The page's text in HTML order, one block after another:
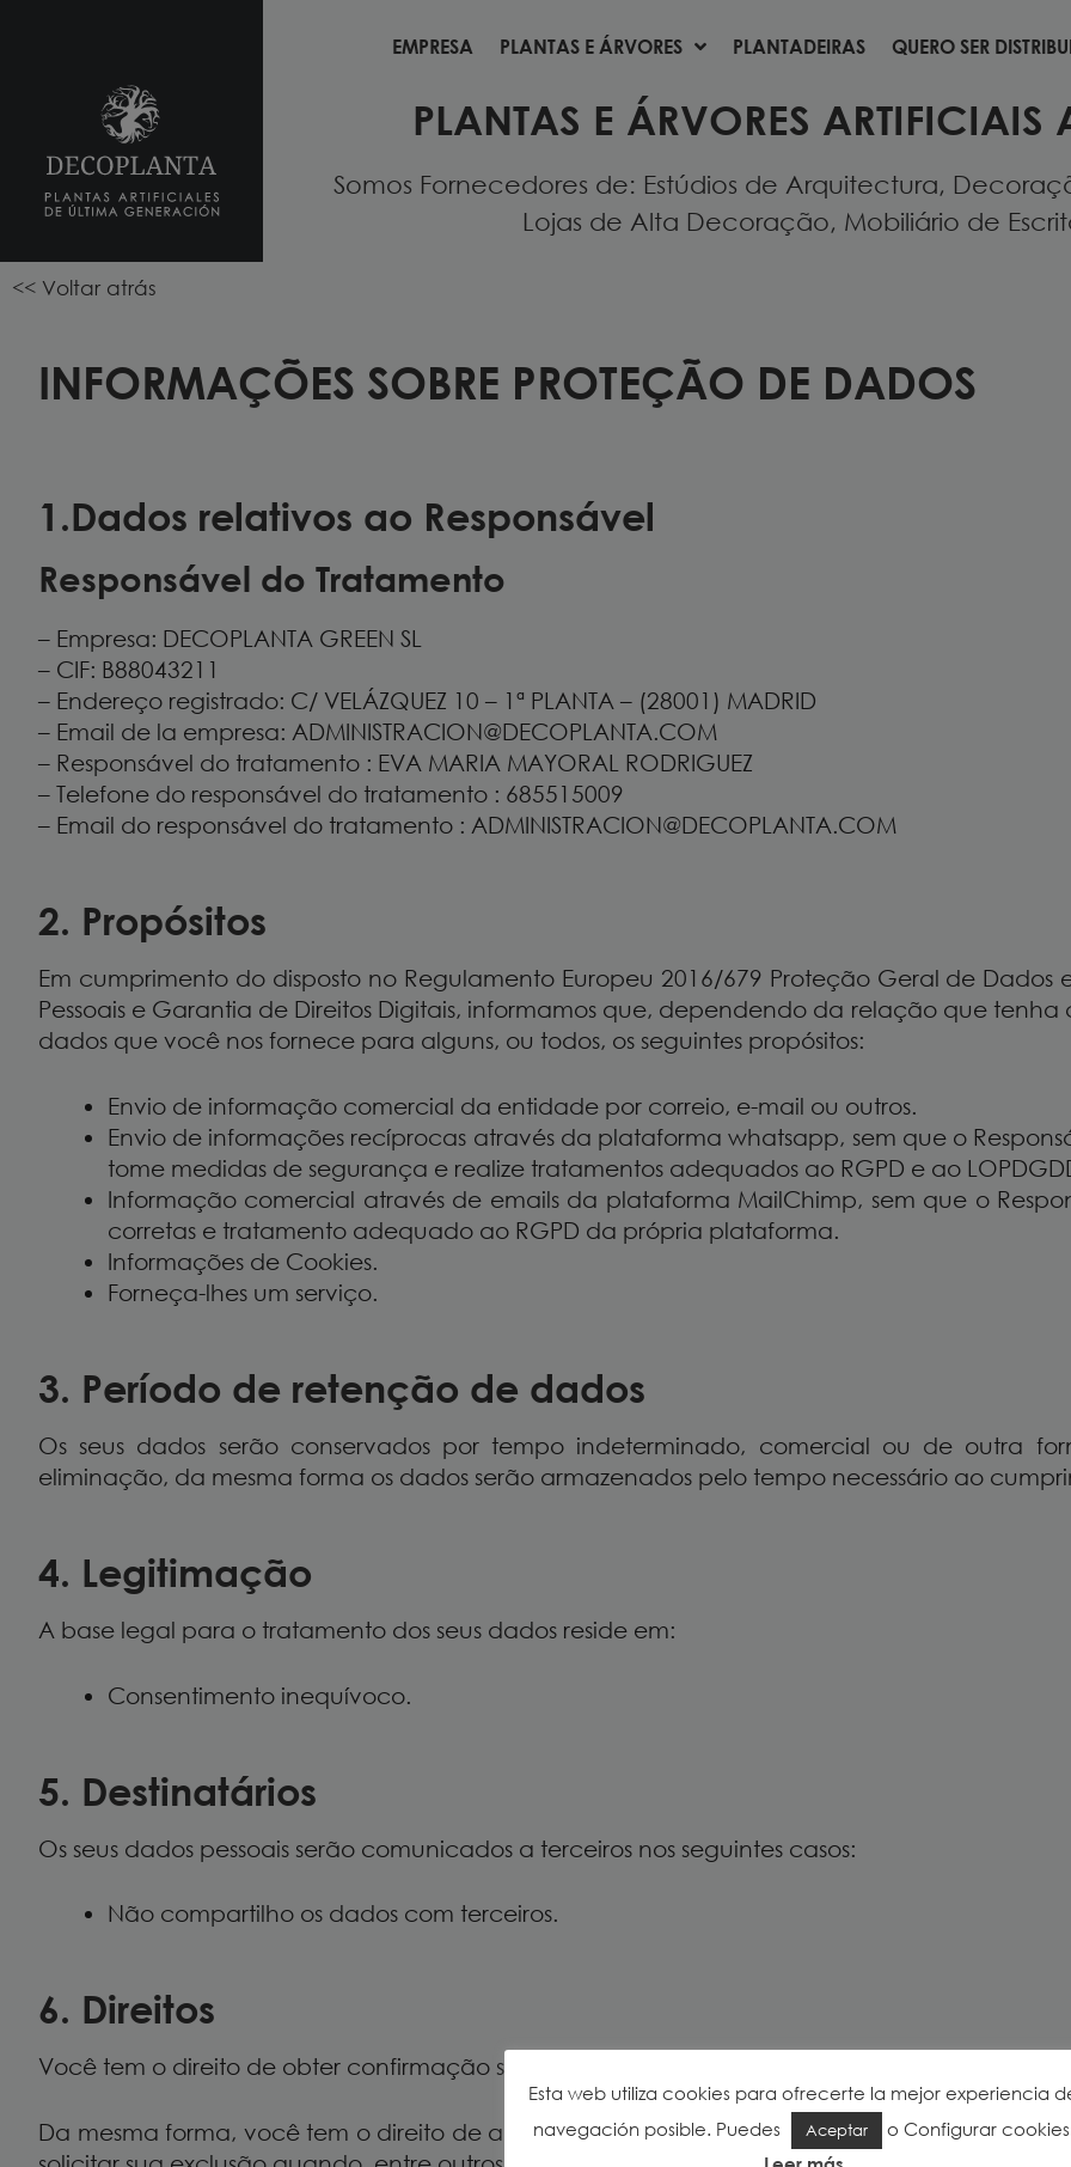
EMPRESA PLANTAS E ÁRVORES PLANTADEIRAS QUERO SER
EMPRESA PLANTAS E ÁRVORES PLANTADEIRAS QUERO SER
PLANTAS E ÁRVORES ARTIFICIAIS
Somos Fornecedores de: Estúdios de Arquitectura,
Lojas de Alta Decoração, Mobiliário de
<< Voltar atrás
INFORMAÇÕES SOBRE PROTEÇÃO DE DADOS
1.Dados relativos ao Responsável
Responsável do Tratamento
– Empresa: DECOPLANTA GREEN SL
– CIF: B88043211
– Endereço registrado: C/ VELÁZQUEZ 10 – 1ª PLANTA – (28001) MADRID
– Email de la empresa: ADMINISTRACION@DECOPLANTA.COM
– Responsável do tratamento : EVA MARIA MAYORAL RODRIGUEZ
– Telefone do responsável do tratamento : 685515009
– Email do responsável do tratamento : ADMINISTRACION@DECOPLANTA.COM
2. Propósitos
Em cumprimento do disposto no Regulamento Europeu 2016/679 Proteção Geral de
Pessoais e Garantia de Direitos Digitais, informamos que, dependendo da relação que tenha
dados que você nos fornece para alguns, ou todos, os seguintes propósitos:
Envio de informação comercial da entidade por correio, e-mail ou outros.
Envio de informações recíprocas através da plataforma whatsapp, sem que o
tome medidas de segurança e realize tratamentos adequados ao RGPD e ao
Informação comercial através de emails da plataforma MailChimp, sem que o
corretas e tratamento adequado ao RGPD da própria plataforma.
Informações de Cookies.
Forneça-lhes um serviço.
3. Período de retenção de dados
Os seus dados serão conservados por tempo indeterminado, comercial ou de outra
eliminação, da mesma forma os dados serão armazenados pelo tempo necessário ao
4. Legitimação
A base legal para o tratamento dos seus dados reside em:
Consentimento inequívoco.
5. Destinatários
Os seus dados pessoais serão comunicados a terceiros nos seguintes casos:
Não compartilho os dados com terceiros.
6. Direitos
Você tem o direito de obter confirmação se a DECOPLANTA GREEN SL está ou não
Da mesma forma, você tem o direito de acessar seus dados pessoais, bem como solicitar a
Esta web utiliza cookies para ofrecerte la mejor experiencia
navegación posible. Puedes
Aceptar o Configurar cookies